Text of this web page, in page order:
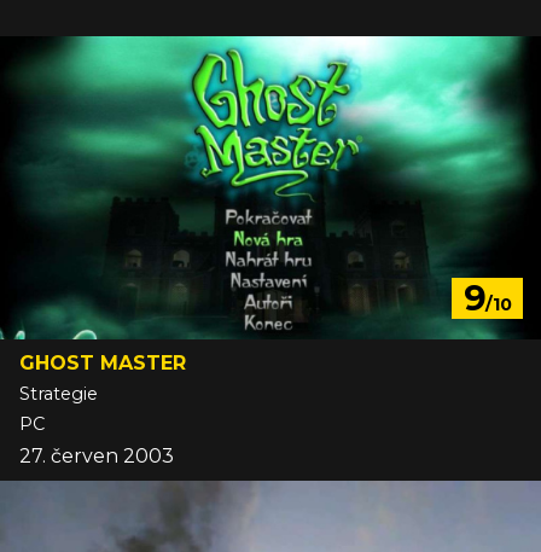
9/10
GHOST MASTER
Strategie
PC
27. červen 2003